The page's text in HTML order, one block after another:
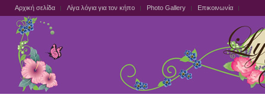
Αρχική σελίδα Λίγα λόγια για τον κήπο Photo Gallery Επικοινωνία